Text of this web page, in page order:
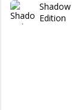
Edition